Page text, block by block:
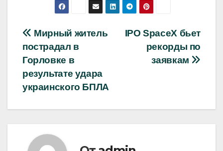
Навигация
по
записям
IPO SpaceX бьет
рекорды по
заявкам
Мирный житель
пострадал в
Горловке в
результате удара
украинского БПЛА